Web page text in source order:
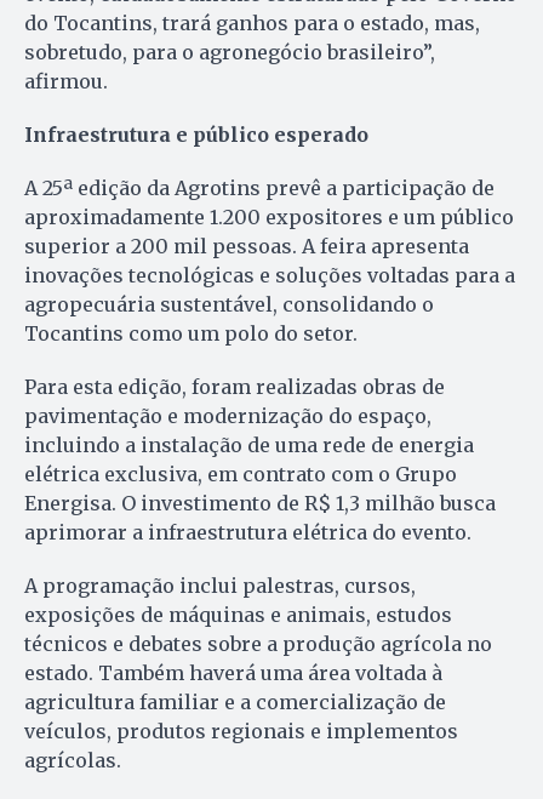
do Tocantins, trará ganhos para o estado, mas,
sobretudo, para o agronegócio brasileiro”,
afirmou.
Infraestrutura e público esperado
A 25ª edição da Agrotins prevê a participação de
aproximadamente 1.200 expositores e um público
superior a 200 mil pessoas. A feira apresenta
inovações tecnológicas e soluções voltadas para a
agropecuária sustentável, consolidando o
Tocantins como um polo do setor.
Para esta edição, foram realizadas obras de
pavimentação e modernização do espaço,
incluindo a instalação de uma rede de energia
elétrica exclusiva, em contrato com o Grupo
Energisa. O investimento de R$ 1,3 milhão busca
aprimorar a infraestrutura elétrica do evento.
A programação inclui palestras, cursos,
exposições de máquinas e animais, estudos
técnicos e debates sobre a produção agrícola no
estado. Também haverá uma área voltada à
agricultura familiar e a comercialização de
veículos, produtos regionais e implementos
agrícolas.